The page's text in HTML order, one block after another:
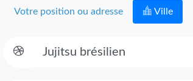
Votre position ou adresse Ville